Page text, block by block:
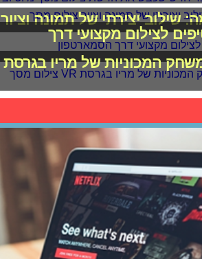
לצילום מקצועי דרך
המכוניות של מריו בגרסת